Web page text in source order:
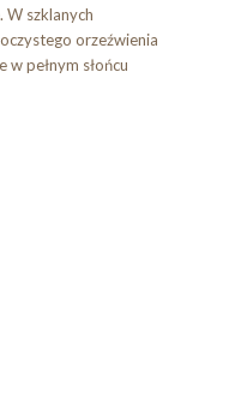
W szklanych
orzeźwienia
pełnym słońcu